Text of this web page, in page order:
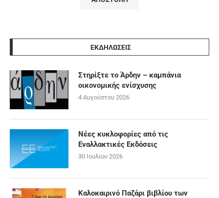
ΕΚΔΗΛΩΣΕΙΣ
Στηρίξτε το Άρδην – καμπάνια
οικονομικής ενίσχυσης
4 Αυγούστου 2026
Νέες κυκλοφορίες από τις
Εναλλακτικές Εκδόσεις
30 Ιουλίου 2026
Καλοκαιρινό Παζάρι βιβλίου των